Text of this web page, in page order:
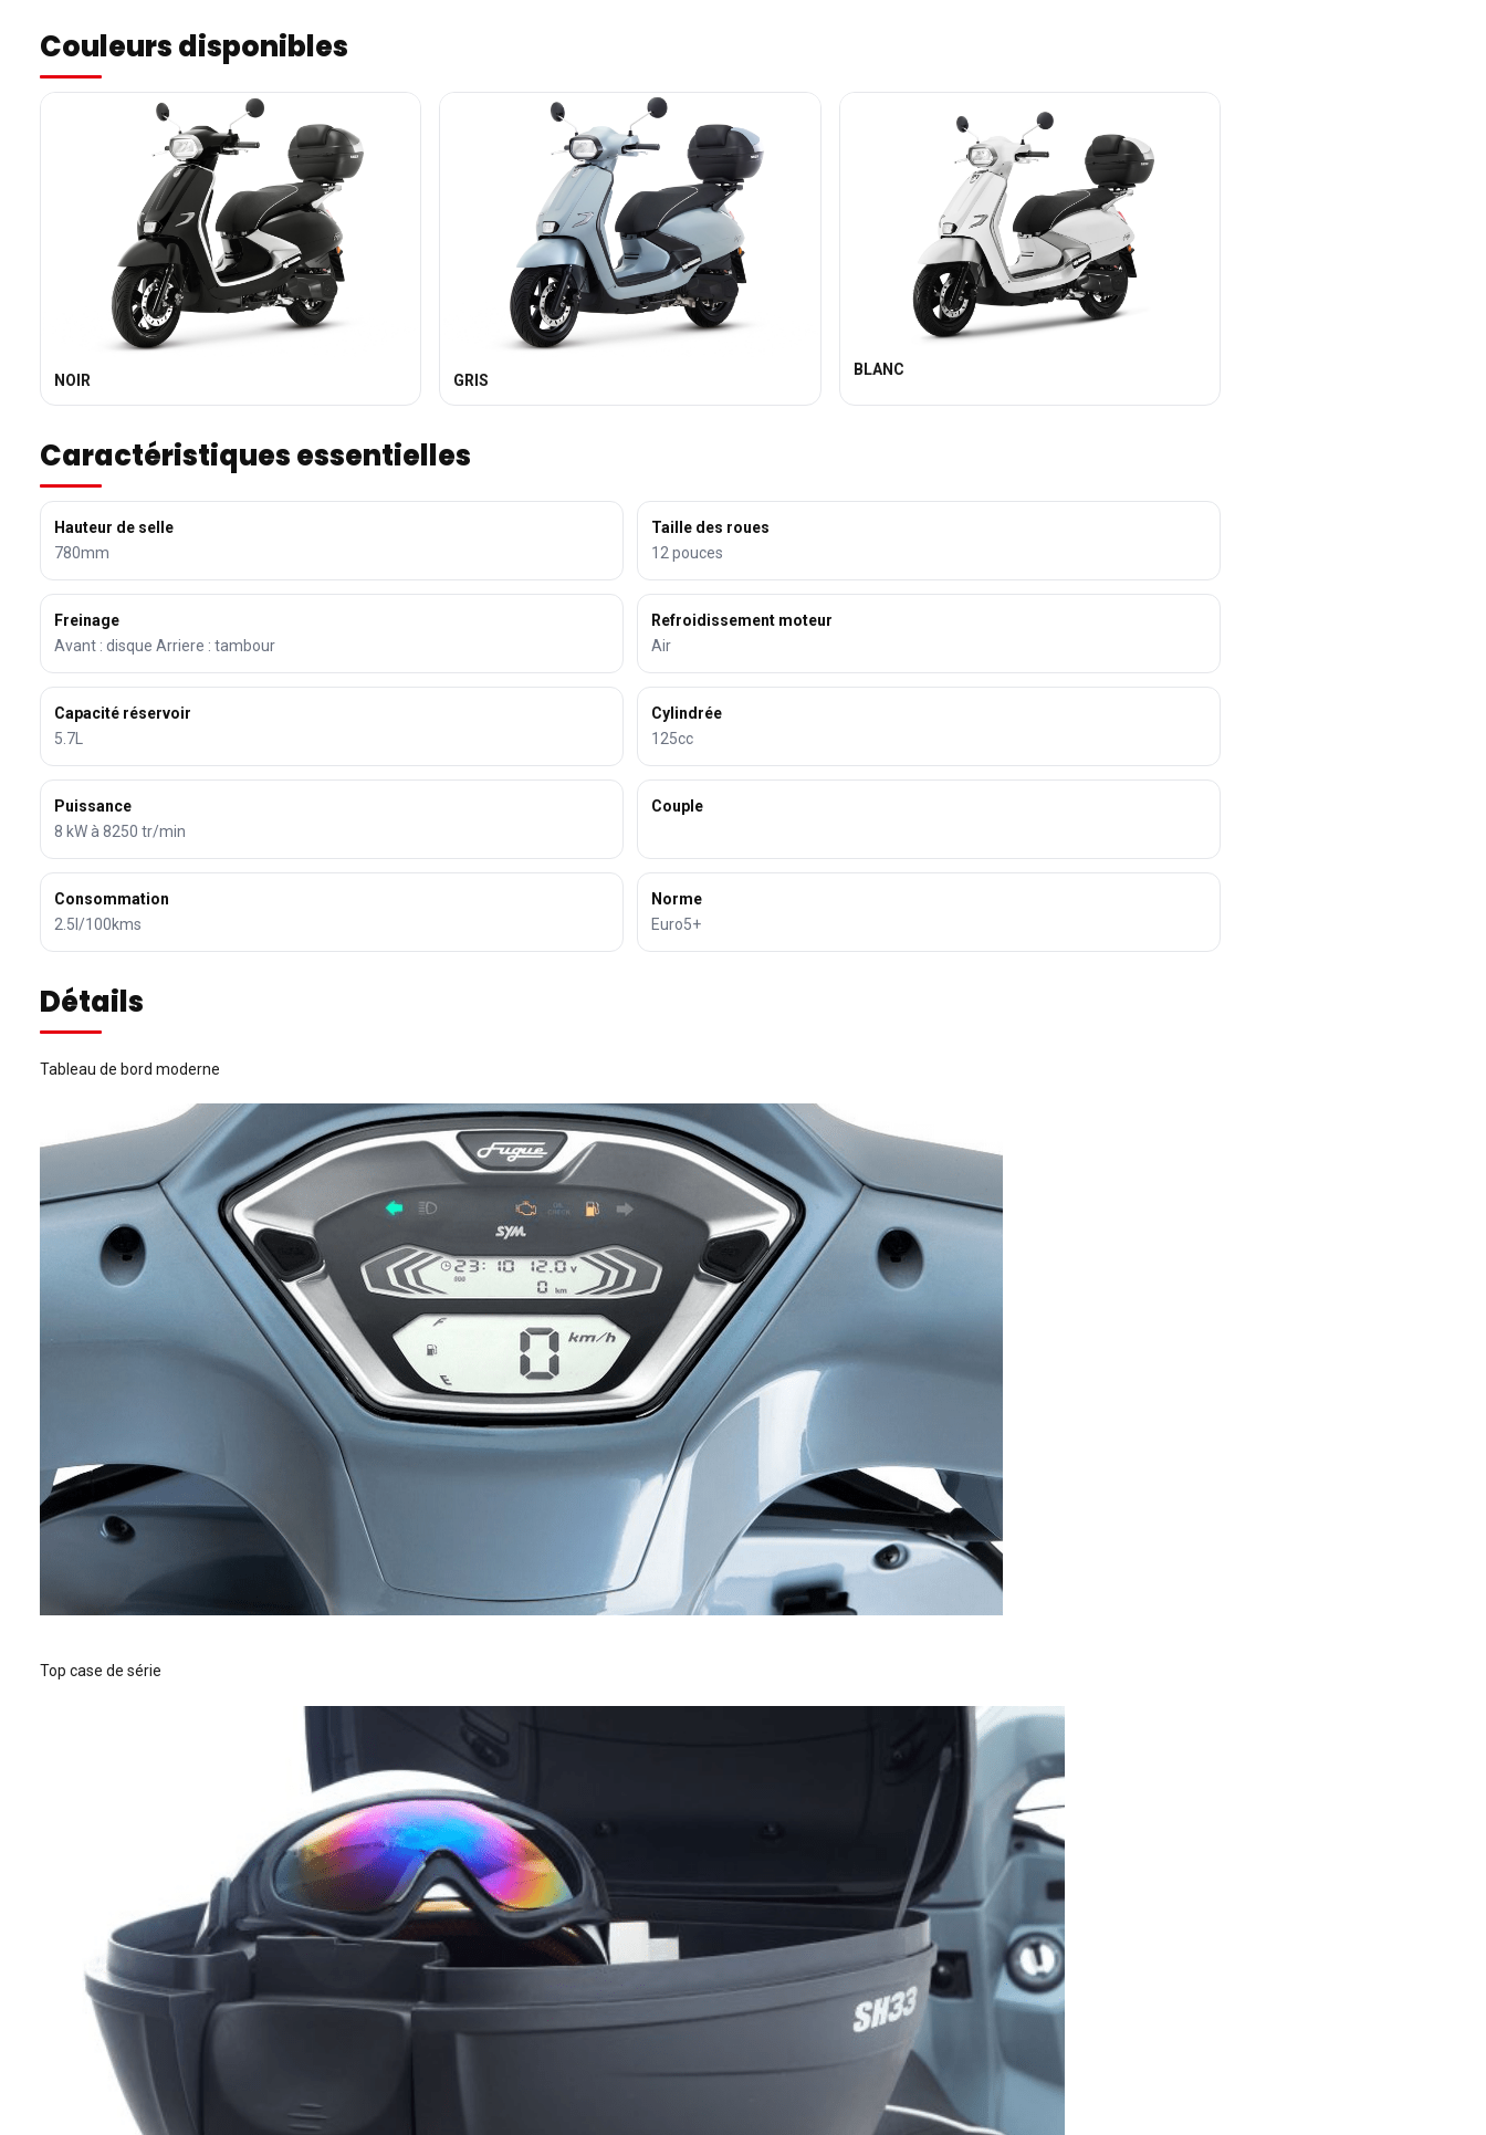
Couleurs disponibles
NOIR GRIS
BLANC
Caractéristiques essentielles
Hauteur de selle
780mm
Taille des roues
12 pouces
Freinage
Avant : disque Arriere : tambour
Refroidissement moteur
Air
Capacité réservoir
5.7L
Cylindrée
125cc
Puissance
8 kW à 8250 tr/min
Couple
Consommation
2.5l/100kms
Norme
Euro5+
Détails
Tableau de bord moderne
Top case de série